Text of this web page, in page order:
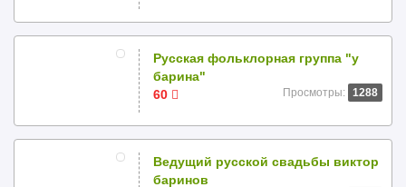
Русская фольклорная группа "у
барина"
60
Просмотры: 1288
Ведущий русской свадьбы виктор
баринов